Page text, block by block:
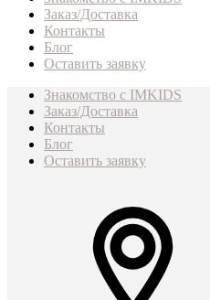
Заказ/Доставка
Контакты
Блог
Оставить заявку
Знакомство с IMKIDS
Заказ/Доставка
Контакты
Блог
Оставить заявку